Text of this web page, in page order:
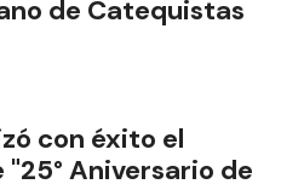
de Catequistas
con éxito el
Aniversario de